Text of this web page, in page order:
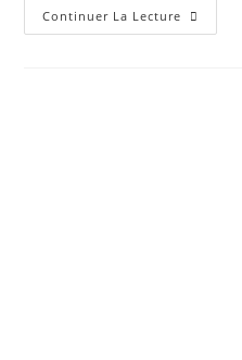
Continuer La Lecture